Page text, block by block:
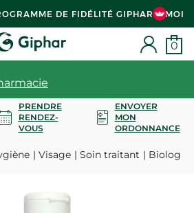
DE FIDÉLITÉ GIPHAR & MOI
0
PRENDRE
RENDEZ-
VOUS
ENVOYER
MON
ORDONNANCE
Visage Soin traitant Biology